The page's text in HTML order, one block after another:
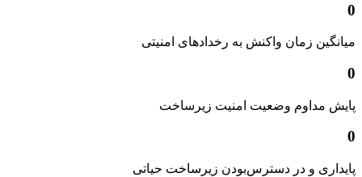
0
میانگین زمان واکنش به رخدادهای امنیتی
0
پایش مداوم وضعیت امنیت زیرساخت
0
پایداری و در دسترس‌بودن زیرساخت حیاتی